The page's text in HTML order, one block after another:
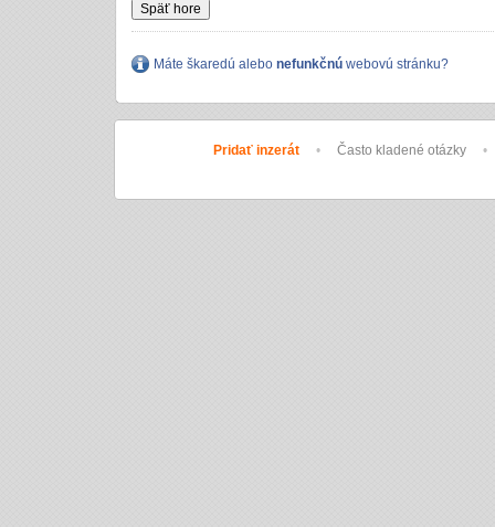
Späť hore
Máte škaredú alebo nefunkčnú webovú stránku?
Pridať inzerát • Často kladené otázky •